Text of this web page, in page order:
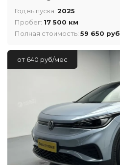
Год выпуска: 2025
Пробег: 17 500 км
Полная стоимость: 59 650 руб
от 640 руб/мес